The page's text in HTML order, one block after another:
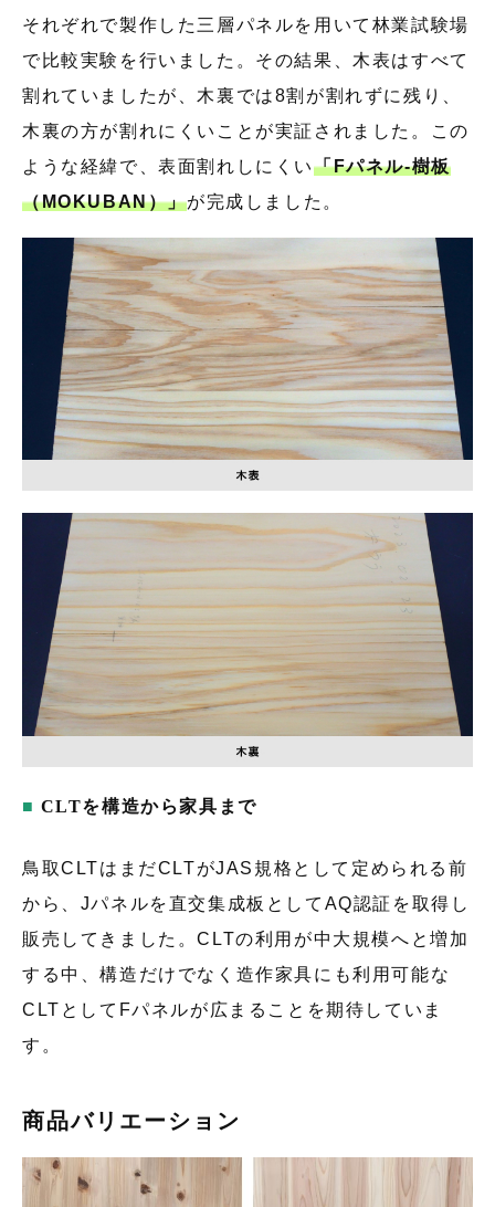
それぞれで製作した三層パネルを用いて林業試験場
で比較実験を行いました。その結果、木表はすべて
割れていましたが、木裏では8割が割れずに残り、
木裏の方が割れにくいことが実証されました。この
ような経緯で、表面割れしにくい「Fパネル-樹板
（MOKUBAN）」が完成しました。
CLTを構造から家具まで
鳥取CLTはまだCLTがJAS規格として定められる前
から、Jパネルを直交集成板としてAQ認証を取得し
販売してきました。CLTの利用が中大規模へと増加
する中、構造だけでなく造作家具にも利用可能な
CLTとしてFパネルが広まることを期待していま
す。
商品バリエーション